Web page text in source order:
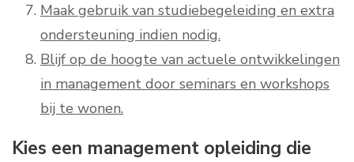
Maak gebruik van studiebegeleiding en extra
ondersteuning indien nodig.
Blijf op de hoogte van actuele ontwikkelingen
in management door seminars en workshops
bij te wonen.
Kies een management opleiding die